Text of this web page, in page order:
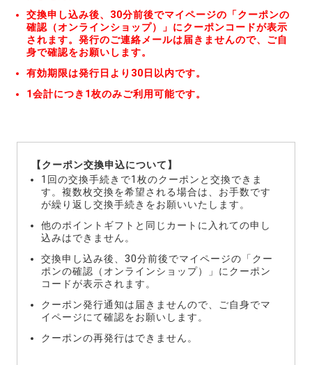
交換申し込み後、30分前後でマイページの「クーポンの
確認（オンラインショップ）」にクーポンコードが表示
されます。発行のご連絡メールは届きませんので、ご自
身で確認をお願いします。
有効期限は発行日より30日以内です。
1会計につき1枚のみご利用可能です。
【クーポン交換申込について】
1回の交換手続きで1枚のクーポンと交換できま
す。複数枚交換を希望される場合は、お手数です
が繰り返し交換手続きをお願いいたします。
他のポイントギフトと同じカートに入れての申し
込みはできません。
交換申し込み後、30分前後でマイページの「クー
ポンの確認（オンラインショップ）」にクーポン
コードが表示されます。
クーポン発行通知は届きませんので、ご自身でマ
イページにて確認をお願いします。
クーポンの再発行はできません。